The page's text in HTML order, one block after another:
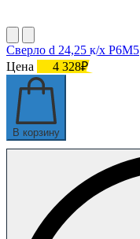
Сверло d 24,25 к/х Р6М5
Цена
4 328₽
В корзину